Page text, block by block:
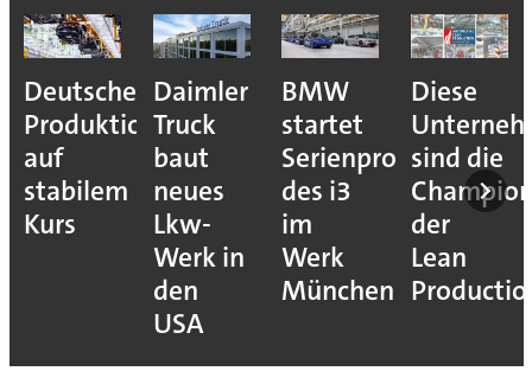
Deutsche
Produktion
auf
stabilem
Kurs
Daimler
Truck
baut
neues
Lkw-
Werk in
den
USA
BMW
startet
Serienproduktion
des i3
im
Werk
München
Diese
sind die
der
Lean